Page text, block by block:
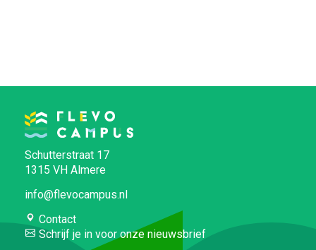
Schutterstraat 17
1315 VH Almere
info@flevocampus.nl
Contact
Schrijf je in voor onze nieuwsbrief